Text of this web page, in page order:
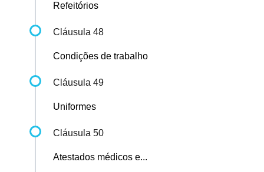
Refeitórios
Cláusula 48
Condições de trabalho
Cláusula 49
Uniformes
Cláusula 50
Atestados médicos e...